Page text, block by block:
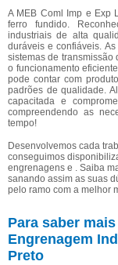
A MEB Coml Imp e Exp
ferro fundido.
industriais de alta
duráveis e confiáveis.
sistemas de transmissão
o funcionamento
pode contar com
padrões de qualidade.
capacitada e
compreendendo as
tempo!
Desenvolvemos cada
conseguimos
engrenagens e . Saiba
sanando assim as suas
pelo ramo com a melhor
Para saber
Engrenagem
Preto